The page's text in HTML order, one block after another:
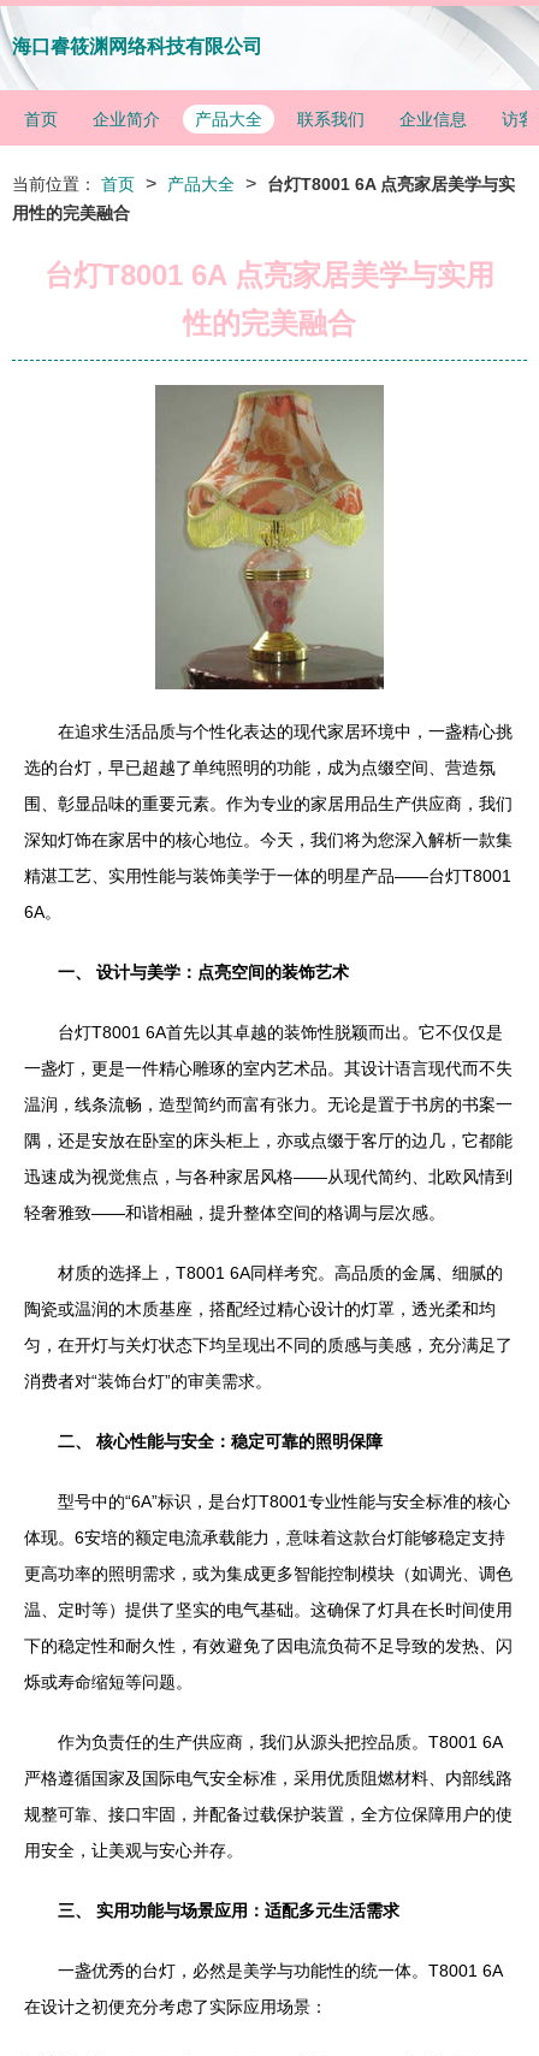
海口睿筱渊网络科技有限公司
首页 企业简介 产品大全 联系我们 企业信息 访客
当前位置： 首页 > 产品大全 >
台灯T8001 6A 点亮家居美学与实
用性的完美融合
台灯T8001 6A 点亮家居美学与实用
性的完美融合
在追求生活品质与个性化表达的现代家居环境中，一盏精心挑
选的台灯，早已超越了单纯照明的功能，成为点缀空间、营造氛
围、彰显品味的重要元素。作为专业的家居用品生产供应商，我们
深知灯饰在家居中的核心地位。今天，我们将为您深入解析一款集
精湛工艺、实用性能与装饰美学于一体的明星产品——台灯T8001
6A。
一、 设计与美学：点亮空间的装饰艺术
台灯T8001 6A首先以其卓越的装饰性脱颖而出。它不仅仅是
一盏灯，更是一件精心雕琢的室内艺术品。其设计语言现代而不失
温润，线条流畅，造型简约而富有张力。无论是置于书房的书案一
隅，还是安放在卧室的床头柜上，亦或点缀于客厅的边几，它都能
迅速成为视觉焦点，与各种家居风格——从现代简约、北欧风情到
轻奢雅致——和谐相融，提升整体空间的格调与层次感。
材质的选择上，T8001 6A同样考究。高品质的金属、细腻的
陶瓷或温润的木质基座，搭配经过精心设计的灯罩，透光柔和均
匀，在开灯与关灯状态下均呈现出不同的质感与美感，充分满足了
消费者对“装饰台灯”的审美需求。
二、 核心性能与安全：稳定可靠的照明保障
型号中的“6A”标识，是台灯T8001专业性能与安全标准的核心
体现。6安培的额定电流承载能力，意味着这款台灯能够稳定支持
更高功率的照明需求，或为集成更多智能控制模块（如调光、调色
温、定时等）提供了坚实的电气基础。这确保了灯具在长时间使用
下的稳定性和耐久性，有效避免了因电流负荷不足导致的发热、闪
烁或寿命缩短等问题。
作为负责任的生产供应商，我们从源头把控品质。T8001 6A
严格遵循国家及国际电气安全标准，采用优质阻燃材料、内部线路
规整可靠、接口牢固，并配备过载保护装置，全方位保障用户的使
用安全，让美观与安心并存。
三、 实用功能与场景应用：适配多元生活需求
一盏优秀的台灯，必然是美学与功能性的统一体。T8001 6A
在设计之初便充分考虑了实际应用场景：